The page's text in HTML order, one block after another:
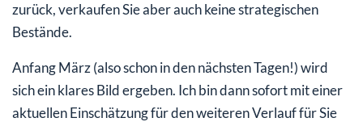
zurück, verkaufen Sie aber auch keine strategischen
Bestände.
Anfang März (also schon in den nächsten Tagen!) wird
sich ein klares Bild ergeben. Ich bin dann sofort mit einer
aktuellen Einschätzung für den weiteren Verlauf für Sie